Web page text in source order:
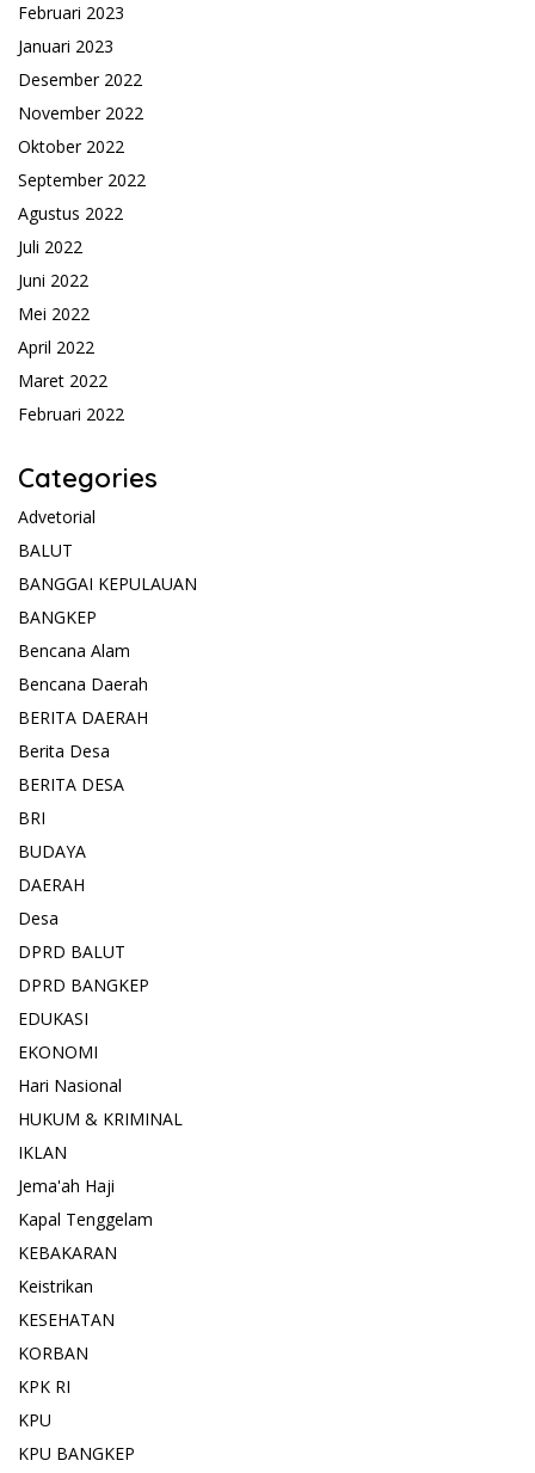
Februari 2023
Januari 2023
Desember 2022
November 2022
Oktober 2022
September 2022
Agustus 2022
Juli 2022
Juni 2022
Mei 2022
April 2022
Maret 2022
Februari 2022
Categories
Advetorial
BALUT
BANGGAI KEPULAUAN
BANGKEP
Bencana Alam
Bencana Daerah
BERITA DAERAH
Berita Desa
BERITA DESA
BRI
BUDAYA
DAERAH
Desa
DPRD BALUT
DPRD BANGKEP
EDUKASI
EKONOMI
Hari Nasional
HUKUM & KRIMINAL
IKLAN
Jema'ah Haji
Kapal Tenggelam
KEBAKARAN
Keistrikan
KESEHATAN
KORBAN
KPK RI
KPU
KPU BANGKEP